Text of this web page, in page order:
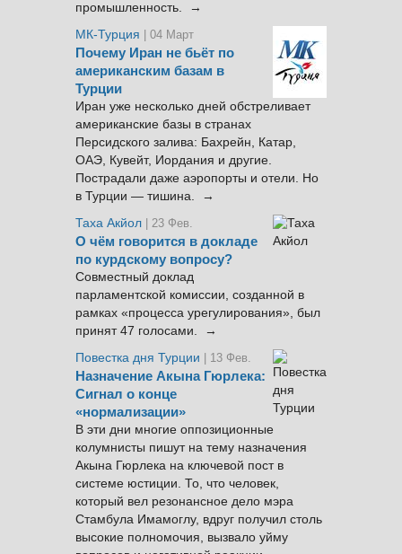
промышленность. →
МК-Турция
| 04 Март
Почему Иран не бьёт по
американским базам в
Турции
Иран уже несколько дней обстреливает
американские базы в странах
Персидского залива: Бахрейн, Катар,
ОАЭ, Кувейт, Иордания и другие.
Пострадали даже аэропорты и отели. Но
в Турции — тишина. →
Таха Акйол | 23 Фев.
О чём говорится в докладе
по курдскому вопросу?
Совместный доклад
парламентской комиссии, созданной в
рамках «процесса урегулирования», был
принят 47 голосами. →
Повестка дня Турции
| 13 Фев.
Назначение Акына Гюрлека:
Сигнал о конце
«нормализации»
В эти дни многие оппозиционные
колумнисты пишут на тему назначения
Акына Гюрлека на ключевой пост в
системе юстиции. То, что человек,
который вел резонансное дело мэра
Стамбула Имамоглу, вдруг получил столь
высокие полномочия, вызвало уйму